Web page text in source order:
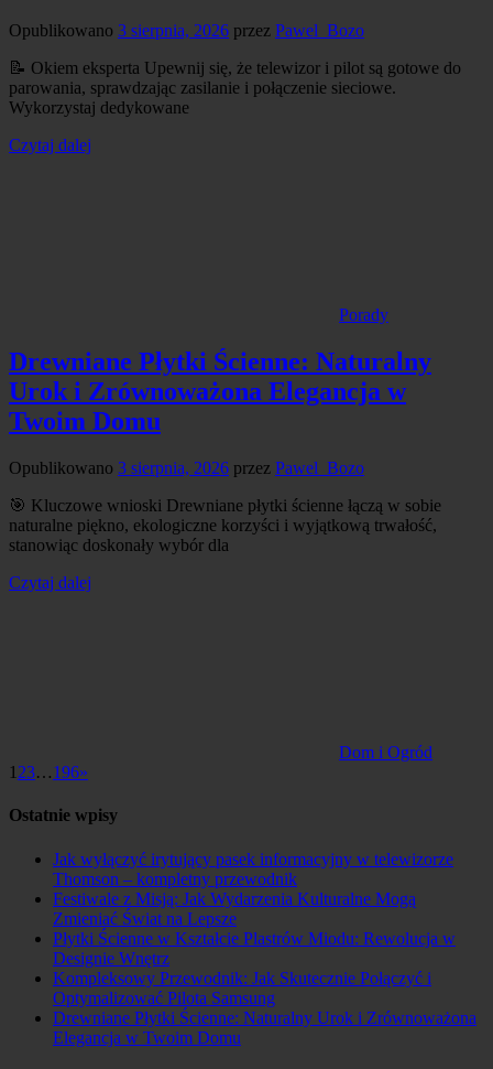
Opublikowano 3 sierpnia, 2026 przez Pawel_Bozo
📝 Okiem eksperta Upewnij się, że telewizor i pilot są gotowe do
parowania, sprawdzając zasilanie i połączenie sieciowe.
Wykorzystaj dedykowane
Czytaj dalej
Porady
Drewniane Płytki Ścienne: Naturalny
Urok i Zrównoważona Elegancja w
Twoim Domu
Opublikowano 3 sierpnia, 2026 przez Pawel_Bozo
🎯 Kluczowe wnioski Drewniane płytki ścienne łączą w sobie
naturalne piękno, ekologiczne korzyści i wyjątkową trwałość,
stanowiąc doskonały wybór dla
Czytaj dalej
Dom i Ogród
Stronicowanie
wpisów
1 23…196Następne
»
Ostatnie wpisy
Jak wyłączyć irytujący pasek informacyjny w telewizorze
Thomson – kompletny przewodnik
Festiwale z Misją: Jak Wydarzenia Kulturalne Mogą
Zmieniać Świat na Lepsze
Płytki Ścienne w Kształcie Plastrów Miodu: Rewolucja w
Designie Wnętrz
Kompleksowy Przewodnik: Jak Skutecznie Połączyć i
Optymalizować Pilota Samsung
Drewniane Płytki Ścienne: Naturalny Urok i Zrównoważona
Elegancja w Twoim Domu